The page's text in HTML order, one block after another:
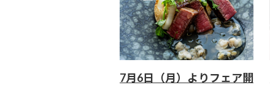
7月6日（月）よりフェア開